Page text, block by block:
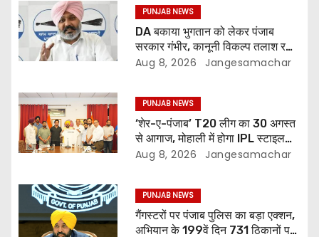
PUNJAB NEWS
DA बकाया भुगतान को लेकर पंजाब
सरकार गंभीर, कानूनी विकल्प तलाश रही:
वित्त मंत्री; 27 अगस्त की हड़ताल की
Aug 8, 2026 Jangesamachar
PUNJAB NEWS
‘शेर-ए-पंजाब’ T20 लीग का 30 अगस्त
से आगाज, मोहाली में होगा IPL स्टाइल
क्रिकेट का रोमांच
Aug 8, 2026 Jangesamachar
PUNJAB NEWS
गैंगस्टरों पर पंजाब पुलिस का बड़ा एक्शन,
अभियान के 199वें दिन 731 ठिकानों पर